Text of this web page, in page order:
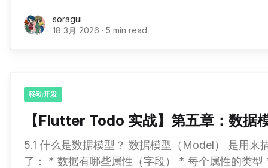
态）能够被需要的地方访问和更新。 为什么需要状态管理？ 在 Flutter 中，
soragui
18 3月 2026 · 5 min read
移动开发
【Flutter Todo 实战】第五章：数据
5.1 什么是数据模型？ 数据模型（Model） 是用来描述应用数据的类。它定义
了： * 数据有哪些属性（字段） * 每个属性的类型 * 如何创建、修改、转换